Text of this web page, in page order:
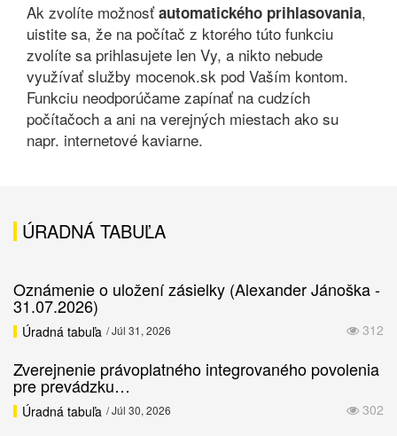
Ak zvolíte možnosťautomatického prihlasovania,
uistite sa, že na počítač z ktorého túto funkciu
zvolíte sa prihlasujete len Vy, a nikto nebude
využívať služby mocenok.sk pod Vaším kontom.
Funkciu neodporúčame zapínať na cudzích
počítačoch a ani na verejných miestach ako su
napr. internetové kaviarne.
ÚRADNÁ TABUĽA
Oznámenie o uložení zásielky (Alexander Jánoška -
31.07.2026)
312
Úradná tabuľa / Júl 31, 2026
Zverejnenie právoplatného integrovaného povolenia
pre prevádzku…
302
Úradná tabuľa / Júl 30, 2026